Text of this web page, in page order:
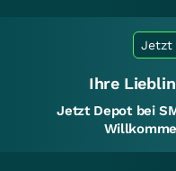
Jetzt
Ihre
Jetzt Depot bei